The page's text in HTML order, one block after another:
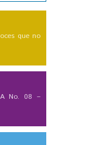
que no
No. 08 –